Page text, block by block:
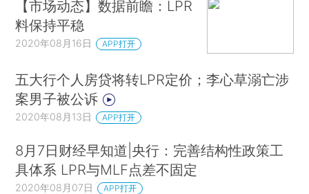
【市场动态】数据前瞻：LPR
料保持平稳
2020年08月16日 APP打开
五大行个人房贷将转LPR定价；李心草溺亡涉
案男子被公诉
2020年08月13日 APP打开
8月7日财经早知道|央行：完善结构性政策工
具体系 LPR与MLF点差不固定
2020年08月07日 APP打开